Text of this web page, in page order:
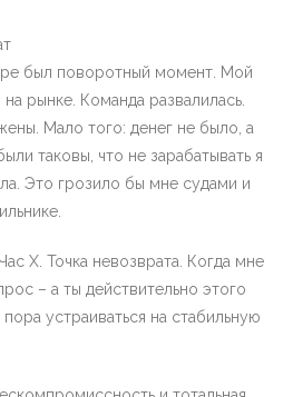
был поворотный момент. Мой
рынке. Команда развалилась.
Мало того: денег не было, а
таковы, что не зарабатывать я
Это грозило бы мне судами и
Х. Точка невозврата. Когда мне
– а ты действительно этого
устраиваться на стабильную